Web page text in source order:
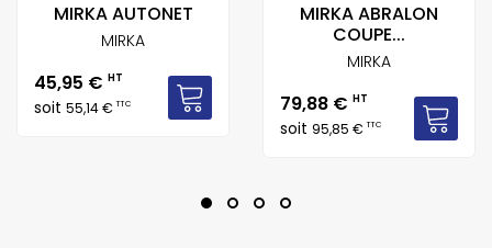
MIRKA AUTONET
MIRKA
Prix
45,95 € HT
soit 55,14 €TTC
MIRKA ABRALON
COUPE...
MIRKA
Prix
79,88 € HT
soit 95,85 €TTC